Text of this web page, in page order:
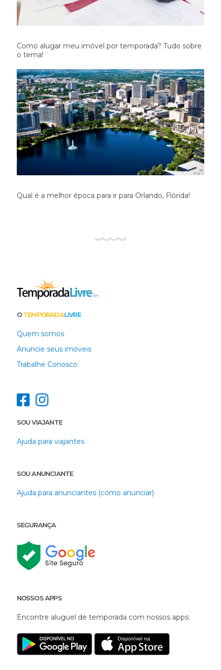
Como alugar meu imóvel por temporada? Tudo sobre
o tema!
Qual é a melhor época para ir para Orlando, Flórida!
OTEMPORADALIVRE
Quem somos
Anuncie seus imóveis
Trabalhe Conosco
SOU VIAJANTE
Ajuda para viajantes
SOU ANUNCIANTE
Ajuda para anunciantes (como anunciar)
SEGURANÇA
NOSSOS APPS
Encontre aluguel de temporada com nossos apps: